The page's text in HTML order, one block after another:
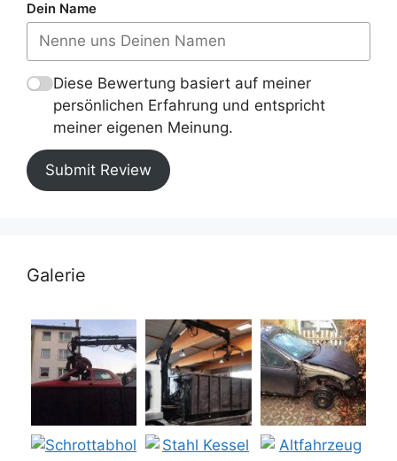
Dein Name
Diese Bewertung basiert auf meiner
persönlichen Erfahrung und entspricht
meiner eigenen Meinung.
Submit Review
Galerie